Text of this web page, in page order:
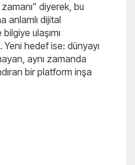
diyerek, bu
anlamlı dijital
ulaşımı
Yeni hedef ise: dünyayı
aynı zamanda
bir platform inşa